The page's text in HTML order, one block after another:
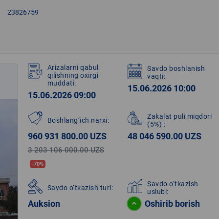
23826759
Arizalarni qabul
qilishning oxirgi
muddati:
15.06.2026 09:00
Savdo boshlanish
vaqti:
15.06.2026 10:00
Boshlang‘ich narxi:
960 931 800.00 UZS
3 203 106 000.00 UZS
-70%
Zakalat puli miqdori
(5%) :
48 046 590.00 UZS
Savdo o‘tkazish turi:
Auksion
Savdo o‘tkazish
uslubi:
Oshirib borish